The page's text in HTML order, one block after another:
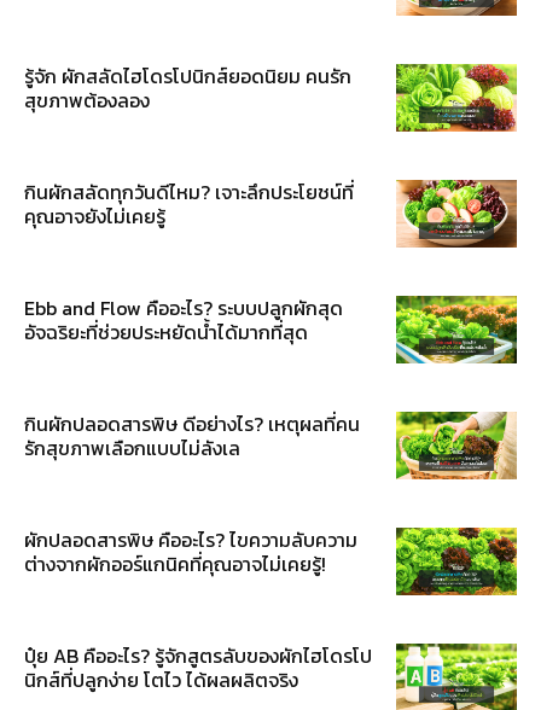
รู้จัก ผักสลัดไฮโดรโปนิกส์ยอดนิยม คนรัก
สุขภาพต้องลอง
กินผักสลัดทุกวันดีไหม? เจาะลึกประโยชน์ที่
คุณอาจยังไม่เคยรู้
Ebb and Flow คืออะไร? ระบบปลูกผักสุด
อัจฉริยะที่ช่วยประหยัดน้ำได้มากที่สุด
กินผักปลอดสารพิษ ดีอย่างไร? เหตุผลที่คน
รักสุขภาพเลือกแบบไม่ลังเล
ผักปลอดสารพิษ คืออะไร? ไขความลับความ
ต่างจากผักออร์แกนิคที่คุณอาจไม่เคยรู้!
ปุ๋ย AB คืออะไร? รู้จักสูตรลับของผักไฮโดรโป
นิกส์ที่ปลูกง่าย โตไว ได้ผลผลิตจริง